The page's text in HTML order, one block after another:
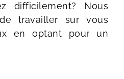
difficilement? Nous
travailler sur vous
en optant pour un